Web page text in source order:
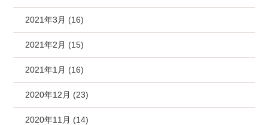
2021年3月 (16)
2021年2月 (15)
2021年1月 (16)
2020年12月 (23)
2020年11月 (14)